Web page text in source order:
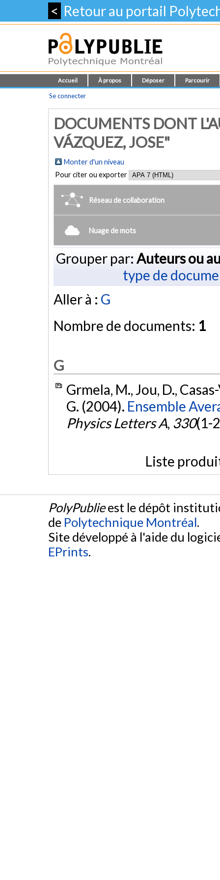
< Retour au portail
Accueil À propos Déposer Parcourir
Se connecter
DOCUMENTS DONT
VÁZQUEZ, JOSE"
Monter d'un niveau
Pour citer ou exporter
Réseau de collaboration
Nuage de mots
Grouper par: Auteurs ou
type de
Aller à : G
Nombre de documents: 1
G
Grmela, M., Jou, D.,
G. (2004). Ensemble
Physics Letters A, 330(1-
Liste
PolyPublieest le dépôt
de Polytechnique Montréal.
Site développé à l'aide du
EPrints.